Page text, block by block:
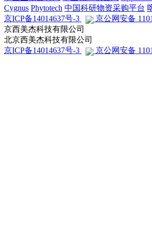
Cygnus Phytotech 中国科研物资采购平台
京ICP备14014637号-3
京公网安备
京西美杰科技有限公司
北京西美杰科技有限公司
京ICP备14014637号-3
京公网安备